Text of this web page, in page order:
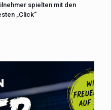
spielten mit den
„Click“